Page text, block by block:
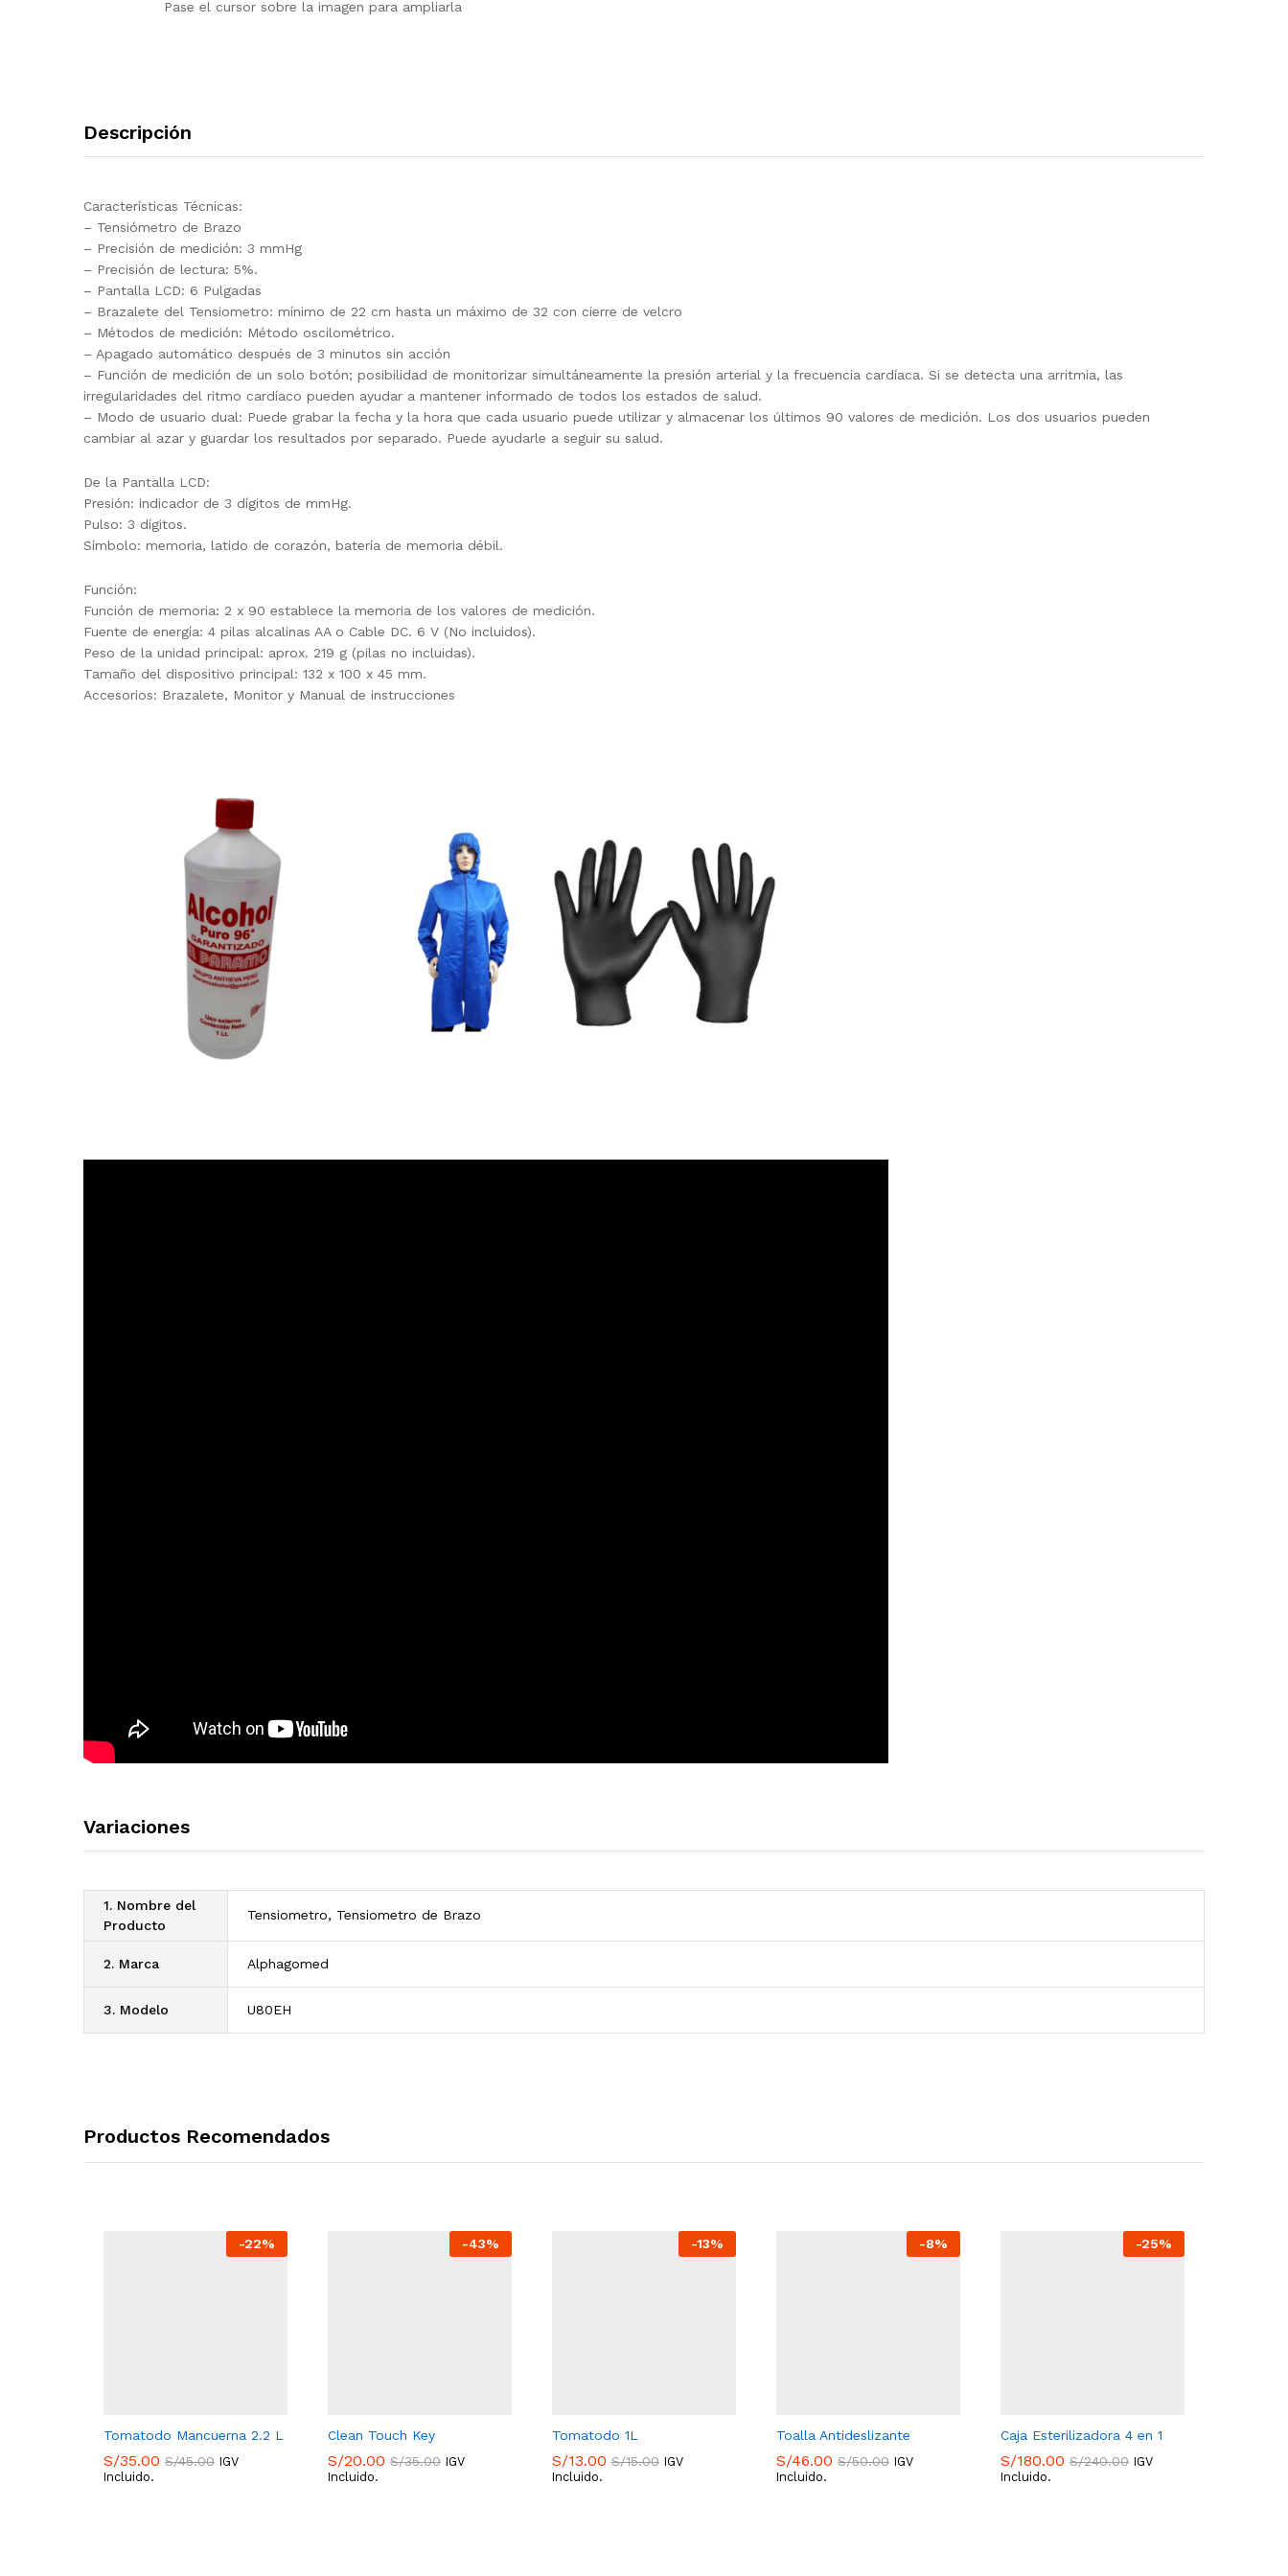
Pase el cursor sobre la imagen para ampliarla
Descripción
Características Técnicas:
– Tensiómetro de Brazo
– Precisión de medición: 3 mmHg
– Precisión de lectura: 5%.
– Pantalla LCD: 6 Pulgadas
– Brazalete del Tensiometro: mínimo de 22 cm hasta un máximo de 32 con cierre de velcro
– Métodos de medición: Método oscilométrico.
– Apagado automático después de 3 minutos sin acción
– Función de medición de un solo botón; posibilidad de monitorizar simultáneamente la presión arterial y la frecuencia cardíaca. Si se detecta una arritmia, las
irregularidades del ritmo cardíaco pueden ayudar a mantener informado de todos los estados de salud.
– Modo de usuario dual: Puede grabar la fecha y la hora que cada usuario puede utilizar y almacenar los últimos 90 valores de medición. Los dos usuarios pueden
cambiar al azar y guardar los resultados por separado. Puede ayudarle a seguir su salud.
De la Pantalla LCD:
Presión: indicador de 3 dígitos de mmHg.
Pulso: 3 dígitos.
Símbolo: memoria, latido de corazón, batería de memoria débil.
Función:
Función de memoria: 2 x 90 establece la memoria de los valores de medición.
Fuente de energía: 4 pilas alcalinas AA o Cable DC. 6 V (No incluidos).
Peso de la unidad principal: aprox. 219 g (pilas no incluidas).
Tamaño del dispositivo principal: 132 x 100 x 45 mm.
Accesorios: Brazalete, Monitor y Manual de instrucciones
Variaciones
1. Nombre del
Producto
Tensiometro, Tensiometro de Brazo
2. Marca Alphagomed
3. Modelo U80EH
Productos Recomendados
-22%
Tomatodo Mancuerna 2.2 L
S/35.00 S/45.00 IGV
Incluido.
-43%
Clean Touch Key
S/20.00 S/35.00 IGV
Incluido.
-13%
Tomatodo 1L
S/13.00 S/15.00 IGV
Incluido.
-8%
Toalla Antideslizante
S/46.00 S/50.00 IGV
Incluido.
-25%
Caja Esterilizadora 4 en 1
S/180.00 S/240.00 IGV
Incluido.